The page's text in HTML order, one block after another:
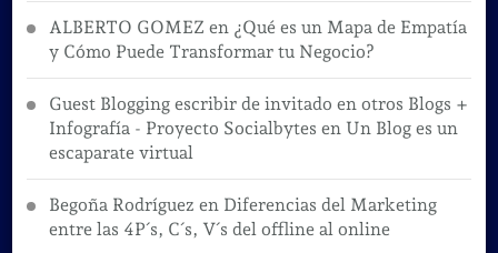
ALBERTO GOMEZ en ¿Qué es un Mapa de Empatía
y Cómo Puede Transformar tu Negocio?
Guest Blogging escribir de invitado en otros Blogs +
Infografía - Proyecto Socialbytes en Un Blog es un
escaparate virtual
Begoña Rodríguez en Diferencias del Marketing
entre las 4P´s, C´s, V´s del offline al online